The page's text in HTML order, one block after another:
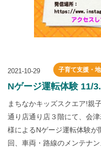
2021-10-29 子育て支援・
Nゲージ運転体験 11/
まちなかキッズスクエア!
通り店通り店３階にて、会
様によるNゲージ運転体験
回、車両・路線のメンテナ